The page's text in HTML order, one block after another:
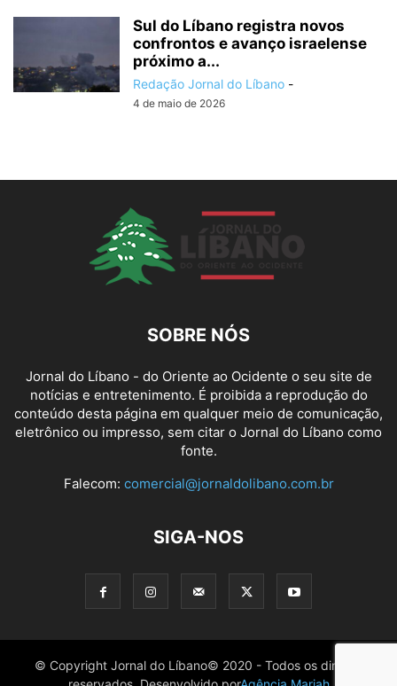
Sul do Líbano registra novos
confrontos e avanço israelense
próximo a...
Redação Jornal do Líbano -
4 de maio de 2026
SOBRE NÓS
Jornal do Líbano - do Oriente ao Ocidente o seu site de
notícias e entretenimento. É proibida a reprodução do
conteúdo desta página em qualquer meio de comunicação,
eletrônico ou impresso, sem citar o Jornal do Líbano como
fonte.
Falecom: comercial@jornaldolibano.com.br
SIGA-NOS
© Copyright Jornal do Líbano© 2020 - Todos os direitos